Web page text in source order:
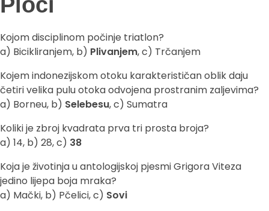
Kojom disciplinom počinje triatlon?
a) Bicikliranjem, b) Plivanjem, c) Trčanjem
Kojem indonezijskom otoku karakterističan oblik daju
četiri velika pulu otoka odvojena prostranim zaljevima?
a) Borneu, b) Selebesu, c) Sumatra
Koliki je zbroj kvadrata prva tri prosta broja?
a) 14, b) 28, c) 38
Koja je životinja u antologijskoj pjesmi Grigora Viteza
jedino lijepa boja mraka?
a) Mački, b) Pčelici, c) Sovi